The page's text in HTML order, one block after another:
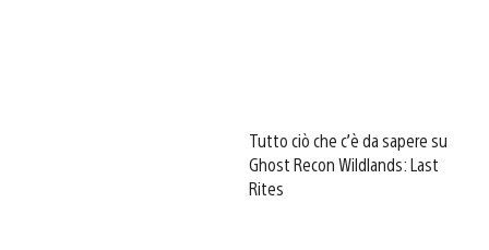
Tutto ciò che c’è da sapere su
Ghost Recon Wildlands: Last
Rites